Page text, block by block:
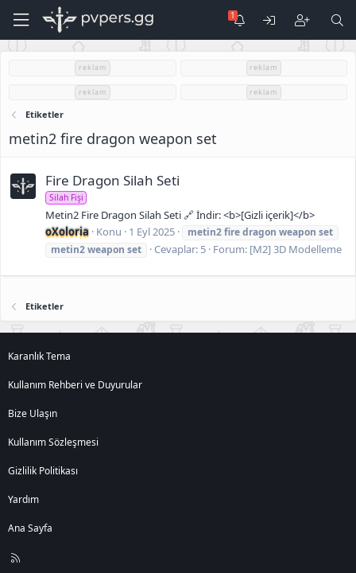
reklam reklam
reklam reklam
Etiketler
metin2 fire dragon weapon set
Fire Dragon Silah Seti
Silah Fişi
Metin2 Fire Dragon Silah Seti 🔗 İndir: <b>[Gizli içerik]</b>
oXoloria Konu 1 Eyl 2025 metin2firedragon weapon set
metin2weapon set Cevaplar: 5 Forum: [M2] 3D Modelleme
Etiketler
Karanlık Tema
Kullanım Rehberi ve Duyurular
Bize Ulaşın
Kullanım Sözleşmesi
Gizlilik Politikası
Yardım
Ana Sayfa
R